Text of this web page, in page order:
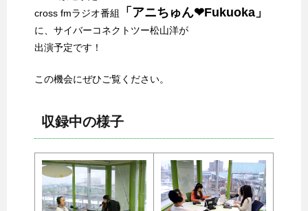
cross fmラジオ番組
「アニちゅん❤Fukuoka」
に、サイバーコネクトツー松山洋が
出演予定です！
この機会にぜひご覧ください。
収録中の様子